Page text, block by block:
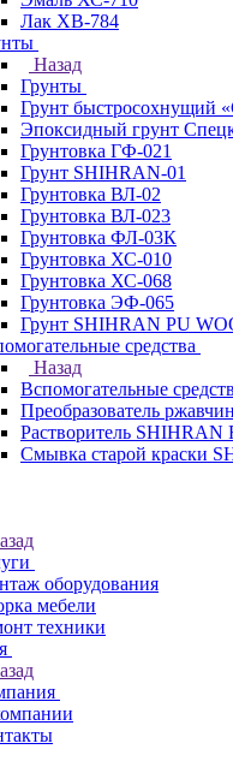
Лак ХВ-784
Назад
Грунты
Грунт быстросохнущий
Эпоксидный грунт
Грунтовка ГФ-021
Грунт SHIHRAN-01
Грунтовка ВЛ-02
Грунтовка ВЛ-023
Грунтовка ФЛ-03К
Грунтовка ХС-010
Грунтовка ХС-068
Грунтовка ЭФ-065
Грунт SHIHRAN PU
средства
Назад
Вспомогательные
Преобразователь
Растворитель SHIHRAN
Смывка старой краски
оборудования
мебели
техники